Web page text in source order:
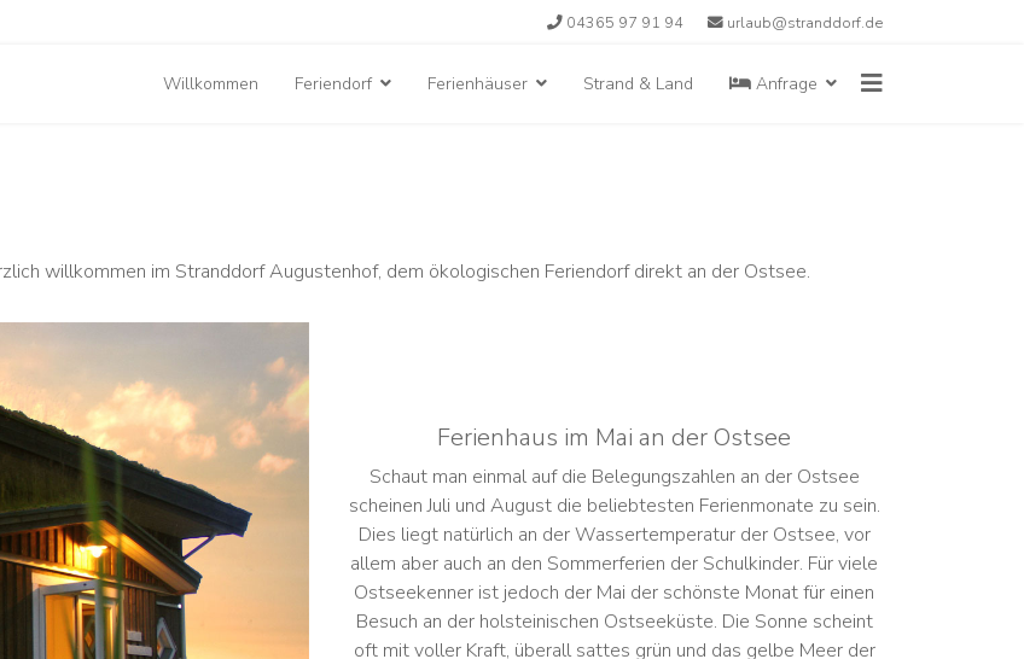
04365 97 91 94 urlaub@stranddorf.de
Willkommen Feriendorf Ferienhäuser Strand & Land Anfrage
willkommen im Stranddorf Augustenhof, dem ökologischen Feriendorf direkt an der Ostsee.
Ferienhaus im Mai an der Ostsee
Schaut man einmal auf die Belegungszahlen an der Ostsee
scheinen Juli und August die beliebtesten Ferienmonate zu sein.
Dies liegt natürlich an der Wassertemperatur der Ostsee, vor
allem aber auch an den Sommerferien der Schulkinder. Für viele
Ostseekenner ist jedoch der Mai der schönste Monat für einen
Besuch an der holsteinischen Ostseeküste. Die Sonne scheint
oft mit voller Kraft, überall sattes grün und das gelbe Meer der